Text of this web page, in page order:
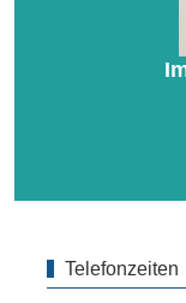
Telefonzeiten